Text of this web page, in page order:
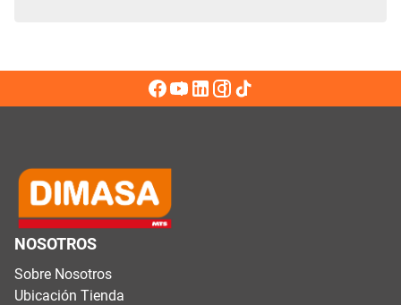
NOSOTROS
Sobre Nosotros
Ubicación Tienda